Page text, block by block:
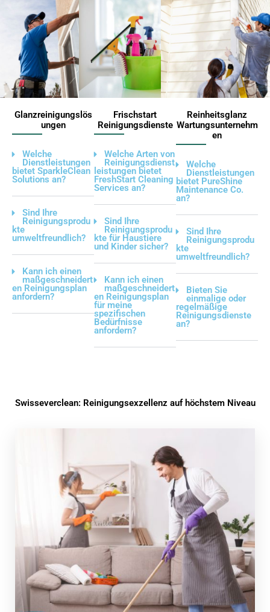
Glanzreinigungslös
ungen
Welche
Dienstleistungen
bietet SparkleClean
Solutions an?
Sind Ihre
Reinigungsprodu
kte
umweltfreundlich?
Kann ich einen
maßgeschneidert
en Reinigungsplan
anfordern?
Frischstart
Reinigungsdienste
Welche Arten von
Reinigungsdienst
leistungen bietet
FreshStart Cleaning
Services an?
Sind Ihre
Reinigungsprodu
kte für Haustiere
und Kinder sicher?
Kann ich einen
maßgeschneidert
en Reinigungsplan
für meine
spezifischen
Bedürfnisse
anfordern?
Reinheitsglanz
Wartungsunternehm
en
Welche
Dienstleistungen
bietet PureShine
Maintenance Co.
an?
Sind Ihre
Reinigungsprodu
kte
umweltfreundlich?
Bieten Sie
einmalige oder
regelmäßige
Reinigungsdienste
an?
Swisseverclean: Reinigungsexzellenz auf höchstem Niveau